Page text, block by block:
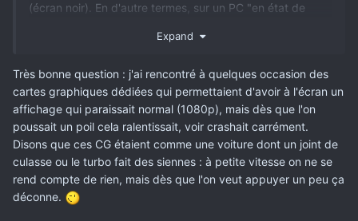
(écran noir). En d'autre termes, sur un PC "en état de
Expand
Très bonne question : j'ai rencontré à quelques occasion des
cartes graphiques dédiées qui permettaient d'avoir à l'écran un
affichage qui paraissait normal (1080p), mais dès que l'on
poussait un poil cela ralentissait, voir crashait carrément.
Disons que ces CG étaient comme une voiture dont un joint de
culasse ou le turbo fait des siennes : à petite vitesse on ne se
rend compte de rien, mais dès que l'on veut appuyer un peu ça
déconne.